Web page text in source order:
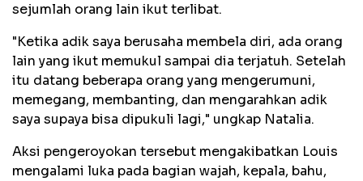
sejumlah orang lain ikut terlibat.
"Ketika adik saya berusaha membela diri, ada orang
lain yang ikut memukul sampai dia terjatuh. Setelah
itu datang beberapa orang yang mengerumuni,
memegang, membanting, dan mengarahkan adik
saya supaya bisa dipukuli lagi," ungkap Natalia.
Aksi pengeroyokan tersebut mengakibatkan Louis
mengalami luka pada bagian wajah, kepala, bahu,